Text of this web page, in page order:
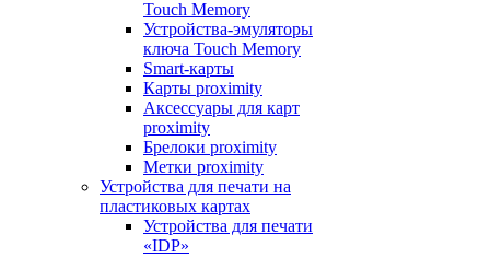
Touch Memory
Устройства-эмуляторы
ключа Touch Memory
Smart-карты
Карты proximity
Аксессуары для карт
proximitу
Брелоки proximity
Метки proximity
Устройства для печати на
пластиковых картах
Устройства для печати
«IDP»